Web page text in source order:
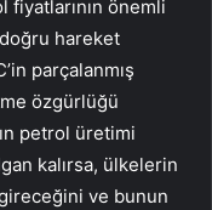
fiyatlarının önemli
hareket
parçalanmış
özgürlüğü
petrol üretimi
kalırsa, ülkelerin
ve bunun